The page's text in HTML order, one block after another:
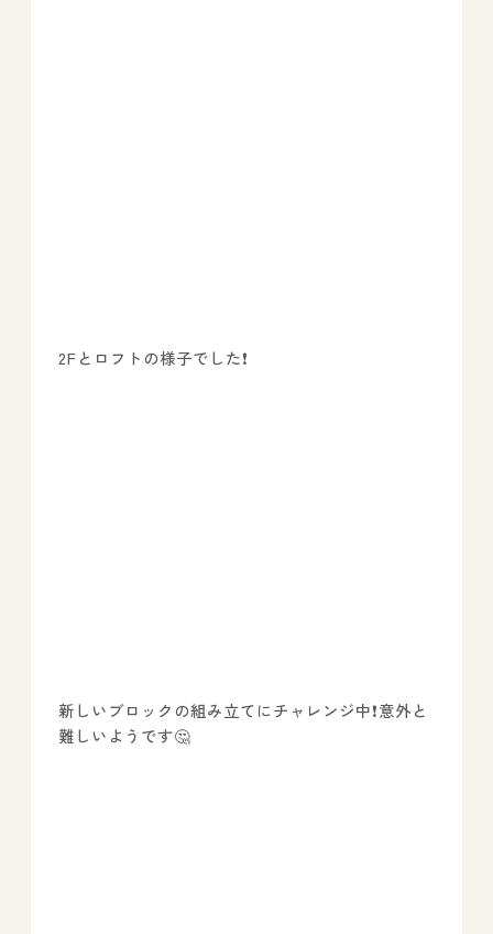
2Fとロフトの様子でした❗
新しいブロックの組み立てにチャレンジ中❗意外と
難しいようです🤔